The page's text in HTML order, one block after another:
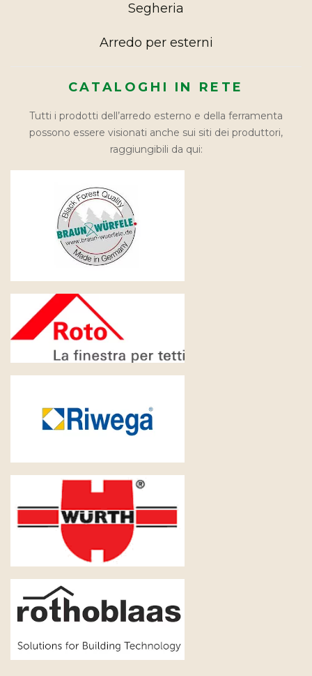
Segheria
Arredo per esterni
CATALOGHI IN RETE
Tutti i prodotti dell’arredo esterno e della ferramenta
possono essere visionati anche sui siti dei produttori,
raggiungibili da qui: